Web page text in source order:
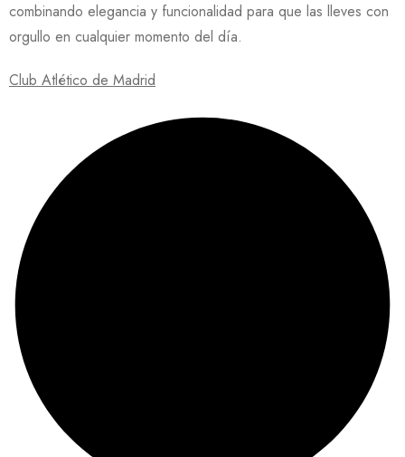
combinando elegancia y funcionalidad para que las lleves con
orgullo en cualquier momento del día.
Club Atlético de Madrid